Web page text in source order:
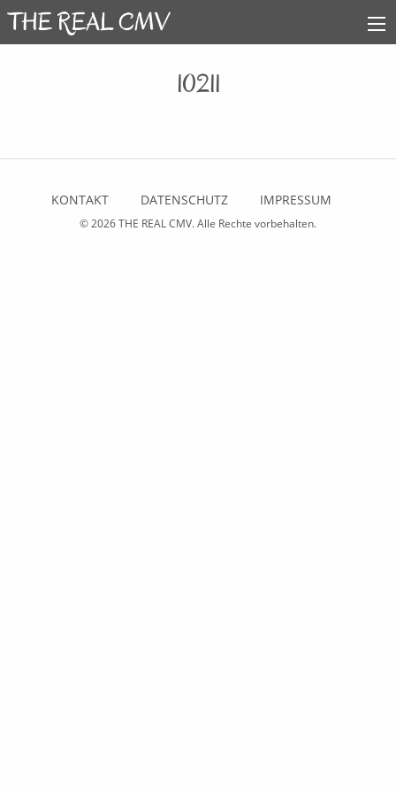
10211
KONTAKT DATENSCHUTZ IMPRESSUM
© 2026THE REAL CMV. Alle Rechte vorbehalten.